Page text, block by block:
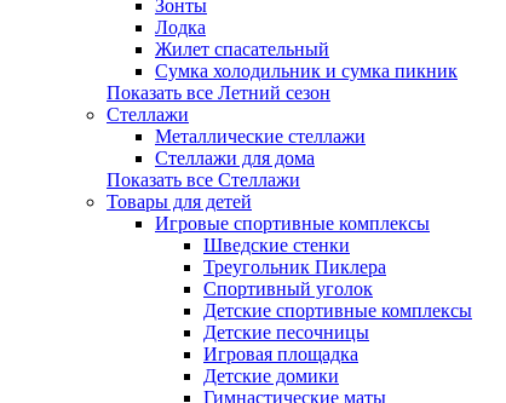
Зонты
Лодка
Жилет спасательный
Сумка холодильник и сумка пикник
Показать все Летний сезон
Стеллажи
Металлические стеллажи
Стеллажи для дома
Показать все Стеллажи
Товары для детей
Игровые спортивные комплексы
Шведские стенки
Треугольник Пиклера
Спортивный уголок
Детские спортивные комплексы
Детские песочницы
Игровая площадка
Детские домики
Гимнастические маты